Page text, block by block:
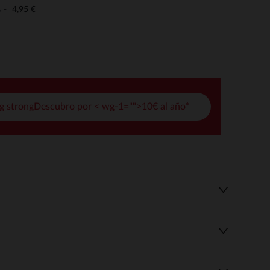
4,95 €
strongDescubro por < wg-1="">10€ al año*